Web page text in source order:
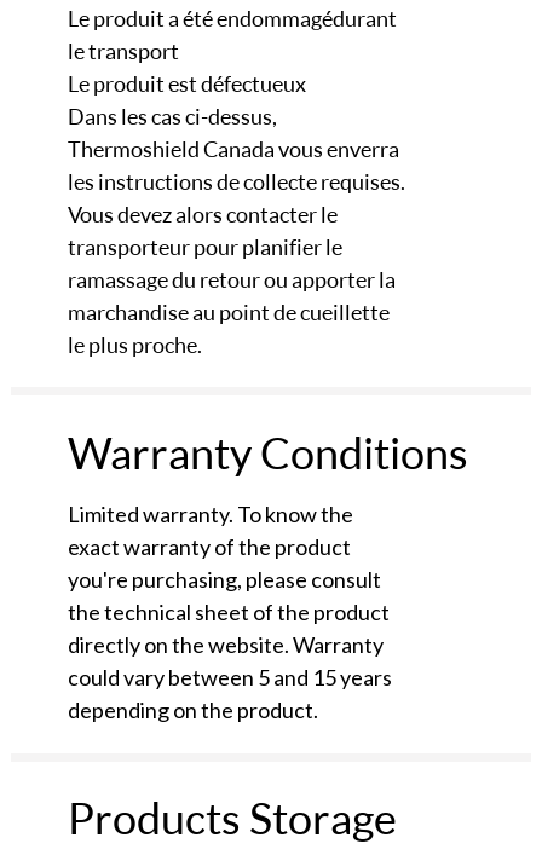
Le produit a été endommagé durant
le transport
Le produit est défectueux
Dans les cas ci-dessus,
Thermoshield Canada vous enverra
les instructions de collecte requises.
Vous devez alors contacter le
transporteur pour planifier le
ramassage du retour ou apporter la
marchandise au point de cueillette
le plus proche.
Warranty Conditions
Limited warranty. To know the
exact warranty of the product
you're purchasing, please consult
the technical sheet of the product
directly on the website. Warranty
could vary between 5 and 15 years
depending on the product.
Products Storage